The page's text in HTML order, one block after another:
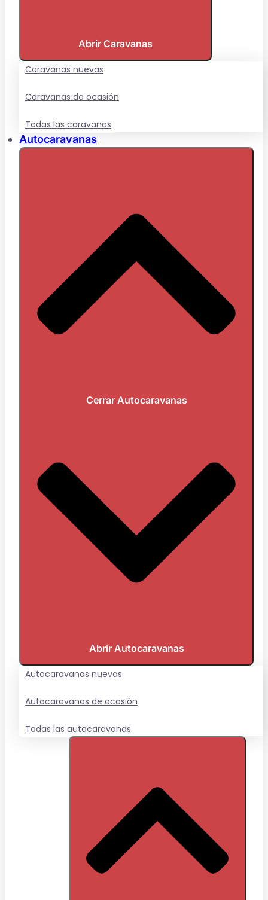
Abrir Caravanas
Caravanas nuevas
Caravanas de ocasión
Todas las caravanas
Autocaravanas
Cerrar Autocaravanas
Abrir Autocaravanas
Autocaravanas nuevas
Autocaravanas de ocasión
Todas las autocaravanas